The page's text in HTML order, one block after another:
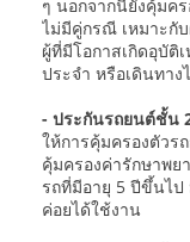
ๆ นอกจากนี้ยังคุ้มค
ไม่มีคู่กรณี เหมาะกั
ผู้ที่มีโอกาสเกิดอุบัติ
ประจำ หรือเดินทาง
- ประกันรถยนต์ชั้น
ให้การคุ้มครองตัวร
คุ้มครองค่ารักษาพ
รถที่มีอายุ 5 ปีขึ้นไ
ค่อยได้ใช้งาน